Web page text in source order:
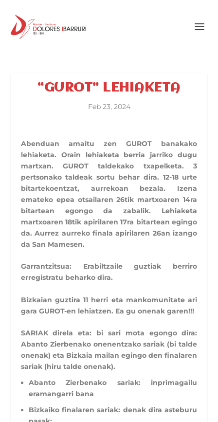
“GUROT” LEHIAKETA
Feb 23, 2024
Abenduan amaitu zen GUROT banakako
lehiaketa. Orain lehiaketa berria jarriko dugu
martxan. GUROT taldekako txapelketa. 3
pertsonako taldeak sortu behar dira. 12-18 urte
bitartekoentzat, aurrekoan bezala. Izena
emateko epea otsailaren 26tik martxoaren 14ra
bitartean egongo da zabalik. Lehiaketa
martxoaren 18tik apirilaren 17ra bitartean egingo
da. Aurrez aurreko finala apirilaren 26an izango
da San Mamesen.
Garrantzitsua: Erabiltzaile guztiak berriro
erregistratu beharko dira.
Bizkaian guztira 11 herri eta mankomunitate ari
gara GUROT-en lehiatzen. Ea gu onenak garen!!!
SARIAK direla eta: bi sari mota egongo dira:
Abanto Zierbenako onenentzako sariak (bi talde
onenak) eta Bizkaia mailan egingo den finalaren
sariak (hiru talde onenak).
Abanto Zierbenako sariak: inprimagailu
eramangarri bana
Bizkaiko finalaren sariak: denak dira asteburu